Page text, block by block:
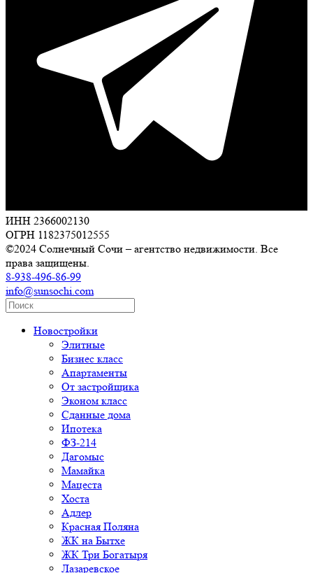
ИНН 2366002130
ОГРН 1182375012555
©2024 Солнечный Сочи – агентство недвижимости. Все
права защищены.
8-938-496-86-99
info@sunsochi.com
Новостройки
Элитные
Бизнес класс
Апартаменты
От застройщика
Эконом класс
Сданные дома
Ипотека
ФЗ-214
Дагомыс
Мамайка
Мацеста
Хоста
Адлер
Красная Поляна
ЖК на Бытхе
ЖК Три Богатыря
Лазаревское